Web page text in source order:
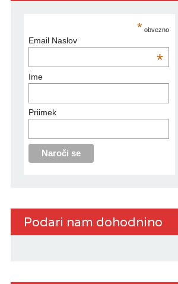
* obvezno
Email Naslov
*
Ime
Priimek
Podari nam dohodnino